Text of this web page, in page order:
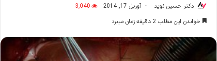
دکتر حسین نوید آوریل 17, 2014
3,040
خواندن این مطلب 2 دقیقه زمان میبرد